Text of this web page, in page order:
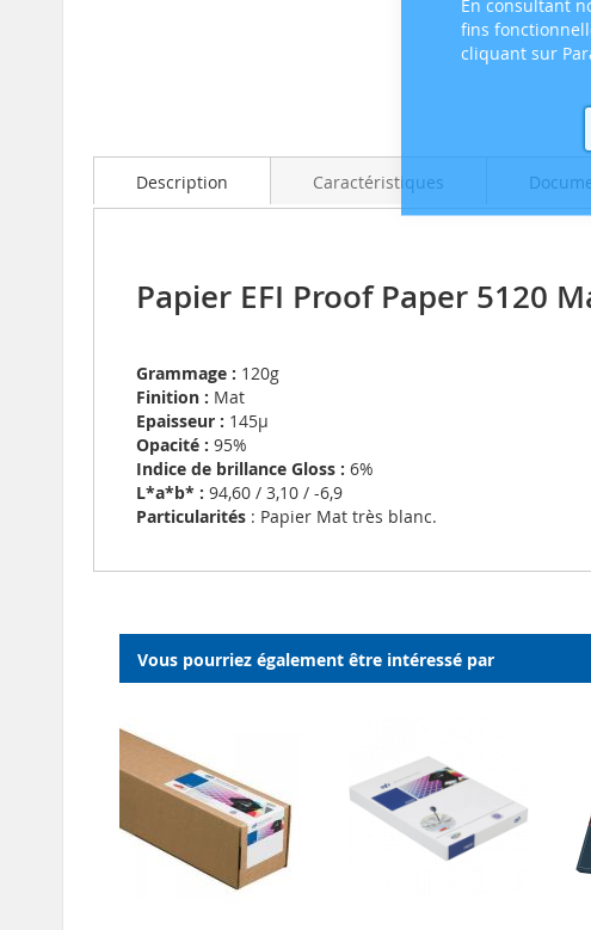
En consultant
fins
cliquant sur
beginningDescription
Papier EFI Proof Paper 5120
Grammage : 120g
Finition : Mat
Epaisseur : 145µ
Opacité : 95%
Indice de brillance Gloss : 6%
L*a*b* : 94,60 / 3,10 / -6,9
Particularités : Papier Mat très blanc.
Caractéristiques
Vous pourriez également être intéressé par